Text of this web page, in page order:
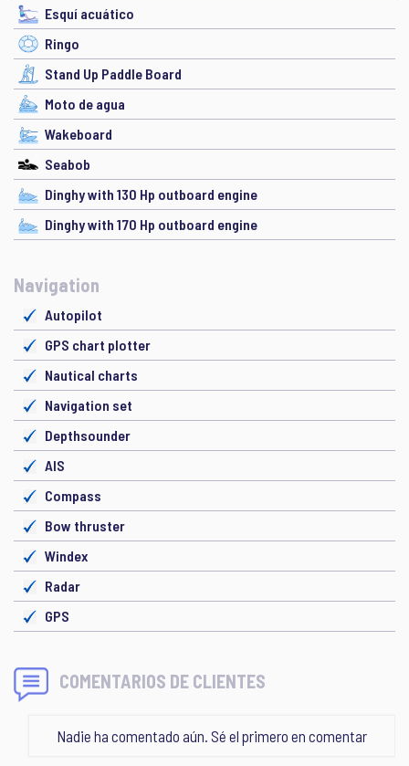
Esquí acuático
Ringo
Stand Up Paddle Board
Moto de agua
Wakeboard
Seabob
Dinghy with 130 Hp outboard engine
Dinghy with 170 Hp outboard engine
Navigation
Autopilot
GPS chart plotter
Nautical charts
Navigation set
Depthsounder
AIS
Compass
Bow thruster
Windex
Radar
GPS
COMENTARIOS DE CLIENTES
Nadie ha comentado aún. Sé el primero en comentar